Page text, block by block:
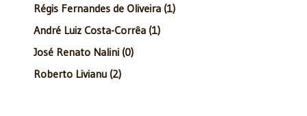
Régis Fernandes de Oliveira (1)
André Luiz Costa-Corrêa (1)
José Renato Nalini (0)
Roberto Livianu (2)